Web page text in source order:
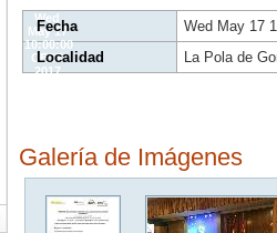
Wed
May 17
10:00:00
CEST
2017
Fecha
Wed May 17
Localidad
La Pola de
Galería de Imágenes